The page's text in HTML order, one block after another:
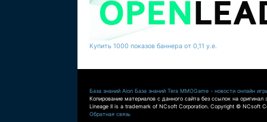
Купить 1000 показов баннера от 0,11 у.е.
База знаний Aion База знаний Tera MMOGame - новости онлайн
Копирование материалов с данного сайта без ссылок на оригинал
Lineage II is a trademark of NCsoft Corporation. Copyright © NCsoft
Обратная связь